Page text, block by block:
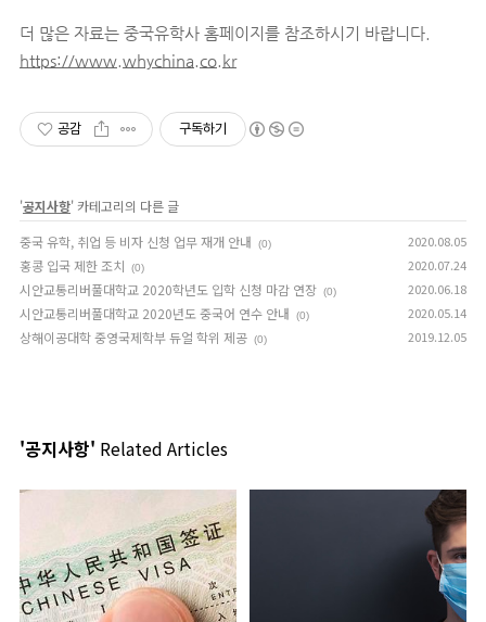
더 많은 자료는 중국유학사 홈페이지를 참조하시기 바랍니다.
https://www.whychina.co.kr
공감 구독하기
'공지사항' 카테고리의 다른 글
중국 유학, 취업 등 비자 신청 업무 재개 안내
(0) 2020.08.05
홍콩 입국 제한 조치 (0) 2020.07.24
시안교통리버풀대학교 2020학년도 입학 신청 마감 연장 (0) 2020.06.18
시안교통리버풀대학교 2020년도 중국어 연수 안내 (0) 2020.05.14
상해이공대학 중영국제학부 듀얼 학위 제공 (0) 2019.12.05
'공지사항' Related Articles